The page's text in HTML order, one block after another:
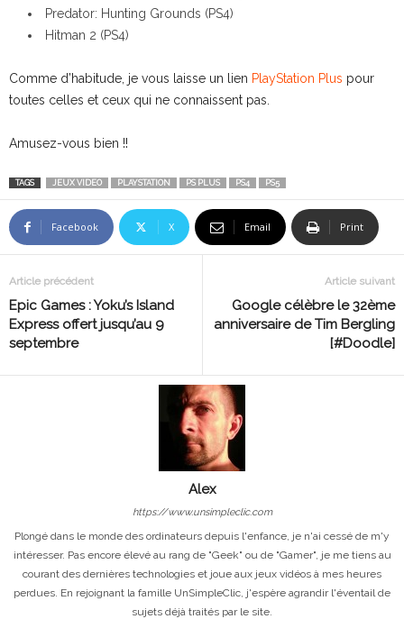
Predator: Hunting Grounds (PS4)
Hitman 2 (PS4)
Comme d’habitude, je vous laisse un lien PlayStation Plus pour
toutes celles et ceux qui ne connaissent pas.
Amusez-vous bien !!
TAGS JEUX VIDEO PLAYSTATION PS PLUS PS4 PS5
Facebook X Email Print
Article précédent
Epic Games : Yoku’s Island
Express offert jusqu’au 9
septembre
Article suivant
Google célèbre le 32ème
anniversaire de Tim Bergling
[#Doodle]
Alex
https://www.unsimpleclic.com
Plongé dans le monde des ordinateurs depuis l'enfance, je n'ai cessé de m'y
intéresser. Pas encore élevé au rang de "Geek" ou de "Gamer", je me tiens au
courant des dernières technologies et joue aux jeux vidéos à mes heures
perdues. En rejoignant la famille UnSimpleClic, j'espère agrandir l'éventail de
sujets déjà traités par le site.